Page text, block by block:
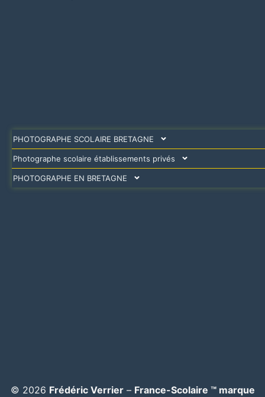
PHOTOGRAPHE SCOLAIRE BRETAGNE
Photographe scolaire établissements privés
PHOTOGRAPHE EN BRETAGNE
© 2026 Frédéric Verrier– France-Scolaire ™ marque